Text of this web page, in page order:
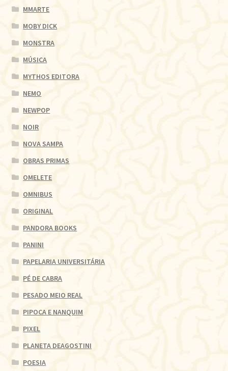
MMARTE
MOBY DICK
MONSTRA
MÚSICA
MYTHOS EDITORA
NEMO
NEWPOP
NOIR
NOVA SAMPA
OBRAS PRIMAS
OMELETE
OMNIBUS
ORIGINAL
PANDORA BOOKS
PANINI
PAPELARIA UNIVERSITÁRIA
PÉ DE CABRA
PESADO MEIO REAL
PIPOCA E NANQUIM
PIXEL
PLANETA DEAGOSTINI
POESIA